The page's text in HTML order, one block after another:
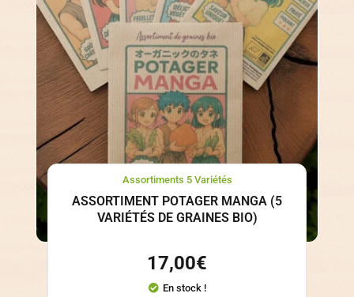
Assortiments 5 Variétés
ASSORTIMENT POTAGER MANGA (5
VARIÉTÉS DE GRAINES BIO)
17,00€
En stock !